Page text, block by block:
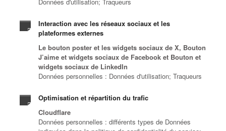
Interaction avec les réseaux sociaux et les
plateformes externes
Le bouton poster et les widgets sociaux de X, Bouton
J’aime et widgets sociaux de Facebook et Bouton et
widgets sociaux de LinkedIn
Données personnelles : Données d'utilisation; Traqueurs
Optimisation et répartition du trafic
Cloudflare
Données personnelles : différents types de Données